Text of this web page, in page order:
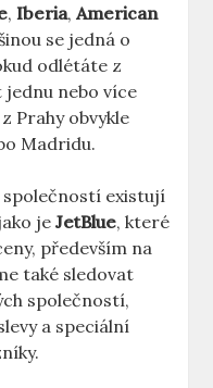
,Iberia,American
se jedná o
odlétáte z
jednu nebo více
Prahy obvykle
Madridu.
existují
jeJetBlue, které
především na
také sledovat
společností,
a speciální